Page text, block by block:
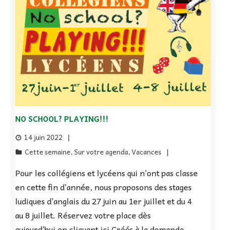
NO SCHOOL? PLAYING!!!
14 juin 2022
Cette semaine,Sur votre agenda,Vacances
Pour les collégiens et lycéens qui n’ont pas classe
en cette fin d’année, nous proposons des stages
ludiques d’anglais du 27 juin au 1er juillet et du 4
au 8 juillet. Réservez votre place dès